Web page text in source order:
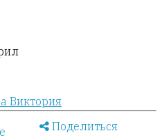
Виктория
Поделиться